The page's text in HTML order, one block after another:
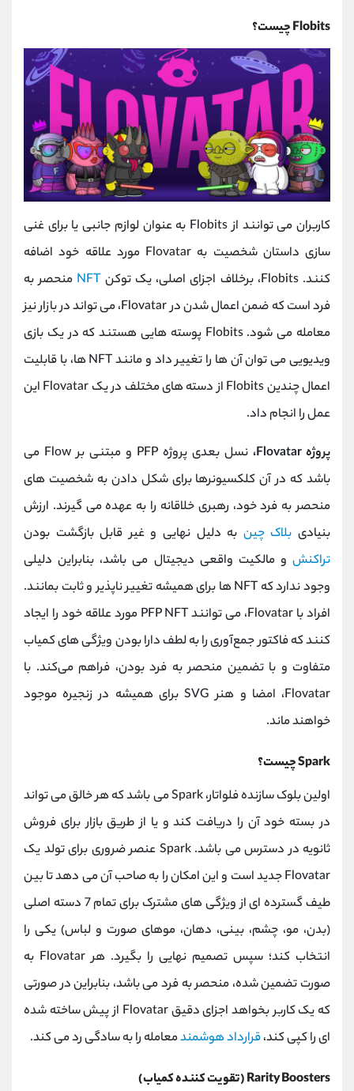
Flobits چیست؟
کاربران می توانند از Flobits به عنوان لوازم جانبی یا برای غنی
سازی داستان شخصیت به Flovatar مورد علاقه خود اضافه
کنند. Flobits، برخلاف اجزای اصلی، یک توکن
NFT منحصر به
‌فرد است که ضمن اعمال شدن در Flovatar، می تواند در بازار نیز
معامله می ‌شود. Flobits پوسته هایی هستند که در یک بازی
ویدیویی می توان آن ها را تغییر داد و مانند NFT ها، با قابلیت
اعمال چندین Flobits از دسته های مختلف در یک Flovatar این
عمل را انجام داد.
پروژه Flovatar،
نسل بعدی پروژه PFP و مبتنی بر Flow می
باشد که در آن کلکسیونرها برای شکل دادن به شخصیت های
منحصر به فرد خود، رهبری خلاقانه را به عهده می گیرند. ارزش
بنیادی بلاک چین به دلیل نهایی و غیر قابل بازگشت بودن
تراکنش و مالکیت واقعی دیجیتال می باشد، بنابراین دلیلی
وجود ندارد که NFT ها برای همیشه تغییر ناپذیر و ثابت بمانند.
افراد با Flovatar، می ‌توانند PFP NFT مورد علاقه خود را ایجاد
کنند که فاکتور جمع‌آوری را به لطف دارا بودن ویژگی‌ های کمیاب
متفاوت و با تضمین منحصر به ‌فرد بودن، فراهم می‌کند. با
Flovatar، امضا و هنر SVG برای همیشه در زنجیره موجود
خواهند ماند.
Spark چیست؟
اولین بلوک سازنده فلواتار، Spark می باشد که هر خالق می تواند
در بسته خود آن را دریافت کند و یا از طریق بازار برای فروش
ثانویه در دسترس می باشد. Spark عنصر ضروری برای تولد یک
Flovatar جدید است و این امکان را به صاحب آن می دهد تا بین
طیف گسترده ای از ویژگی های مشترک برای تمام 7 دسته اصلی
(بدن، مو، چشم، بینی، دهان، موهای صورت و لباس) یکی را
انتخاب کند؛ سپس تصمیم نهایی را بگیرد. هر Flovatar به
صورت تضمین شده، منحصر به فرد می باشد، بنابراین در صورتی
که یک کاربر بخواهد اجزای دقیق Flovatar از پیش ساخته شده
ای را کپی کند،قرارداد هوشمندمعامله را به سادگی رد می کند.
Rarity Boosters (تقویت کننده کمیاب)